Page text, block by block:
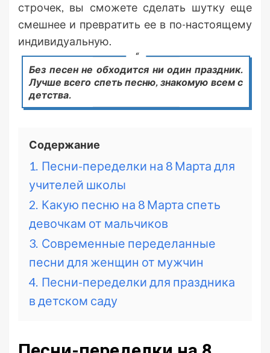
строчек, вы сможете сделать шутку еще
смешнее и превратить ее в по-настоящему
индивидуальную.
Без песен не обходится ни один праздник.
Лучше всего спеть песню, знакомую всем с
детства.
Содержание
1. Песни-переделки на 8 Марта для
учителей школы
2. Какую песню на 8 Марта спеть
девочкам от мальчиков
3. Современные переделанные
песни для женщин от мужчин
4. Песни-переделки для праздника
в детском саду